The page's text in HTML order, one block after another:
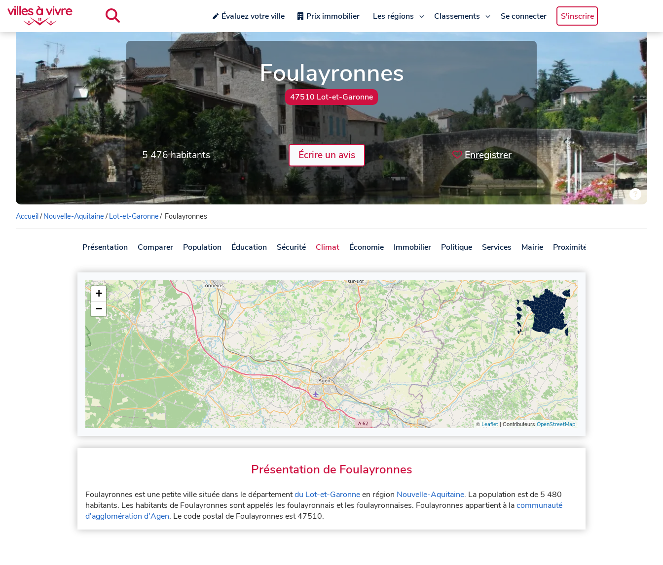
Évaluez votre ville Prix immobilier Les régions Classements Se connecter S'inscrire
Foulayronnes
47510 Lot-et-Garonne
5 476 habitants Écrire un avis Enregistrer
Accueil/ Nouvelle-Aquitaine/ Lot-et-Garonne/ Foulayronnes
Présentation Comparer Population Éducation Sécurité Climat Économie Immobilier Politique Services Mairie Proximité
+
−
© Leaflet | Contributeurs OpenStreetMap
Présentation de Foulayronnes
Foulayronnes est une petite ville située dans le départementdu Lot-et-Garonneen région Nouvelle-Aquitaine. La population est de 5 480
habitants. Les habitants de Foulayronnes sont appelés les foulayronnais et les foulayronnaises. Foulayronnes appartient à lacommunauté
d'agglomération d'Agen. Le code postal de Foulayronnes est 47510.